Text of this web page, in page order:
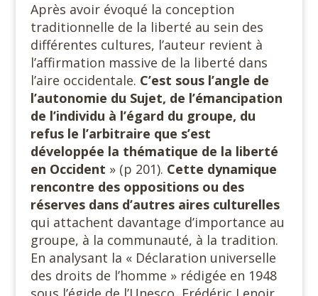
Après avoir évoqué la conception
traditionnelle de la liberté au sein des
différentes cultures, l’auteur revient à
l’affirmation massive de la liberté dans
l’aire occidentale. C’est sous l’angle de
l’autonomie du Sujet, de l’émancipation
de l’individu à l’égard du groupe, du
refus le l’arbitraire que s’est
développée la thématique de la liberté
en Occident » (p 201). Cette dynamique
rencontre des oppositions ou des
réserves dans d’autres aires culturelles
qui attachent davantage d’importance au
groupe, à la communauté, à la tradition.
En analysant la « Déclaration universelle
des droits de l’homme » rédigée en 1948